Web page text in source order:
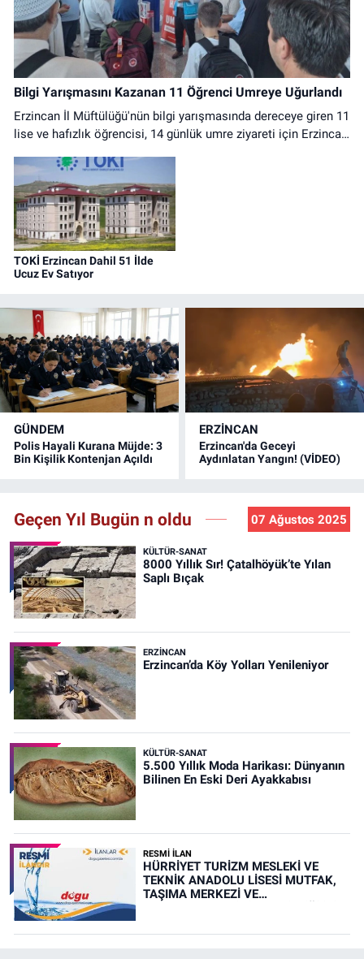
Bilgi Yarışmasını Kazanan 11 Öğrenci Umreye Uğurlandı
Erzincan İl Müftülüğü'nün bilgi yarışmasında dereceye giren 11
lise ve hafızlık öğrencisi, 14 günlük umre ziyareti için Erzincan
TOKİ Erzincan Dahil 51 İlde
Ucuz Ev Satıyor
GÜNDEM
Polis Hayali Kurana Müjde: 3
Bin Kişilik Kontenjan Açıldı
ERZINCAN
Erzincan'da Geceyi
Aydınlatan Yangın! (VİDEO)
Geçen Yıl Bugün n oldu 07 Ağustos 2025
KÜLTÜR-SANAT
8000 Yıllık Sır! Çatalhöyük’te Yılan
Saplı Bıçak
ERZINCAN
Erzincan’da Köy Yolları Yenileniyor
KÜLTÜR-SANAT
5.500 Yıllık Moda Harikası: Dünyanın
Bilinen En Eski Deri Ayakkabısı
RESMİ İLAN
HÜRRİYET TURİZM MESLEKİ VE
TEKNİK ANADOLU LİSESİ MUTFAK,
TAŞIMA MERKEZİ VE